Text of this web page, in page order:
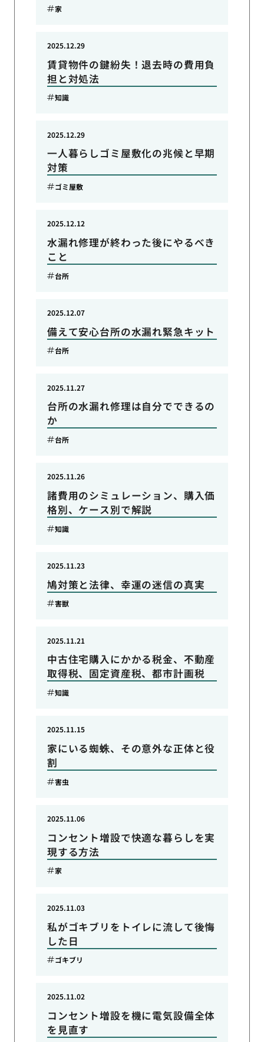
家
賃貸物件の鍵紛失！退去時の費用負
担と対処法
2025.12.29
知識
一人暮らしゴミ屋敷化の兆候と早期
対策
2025.12.29
ゴミ屋敷
水漏れ修理が終わった後にやるべき
こと
2025.12.12
台所
備えて安心台所の水漏れ緊急キット
2025.12.07
台所
台所の水漏れ修理は自分でできるの
か
2025.11.27
台所
諸費用のシミュレーション、購入価
格別、ケース別で解説
2025.11.26
知識
鳩対策と法律、幸運の迷信の真実
2025.11.23
害獣
中古住宅購入にかかる税金、不動産
取得税、固定資産税、都市計画税
2025.11.21
知識
家にいる蜘蛛、その意外な正体と役
割
2025.11.15
害虫
コンセント増設で快適な暮らしを実
現する方法
2025.11.06
家
私がゴキブリをトイレに流して後悔
した日
2025.11.03
ゴキブリ
コンセント増設を機に電気設備全体
を見直す
2025.11.02